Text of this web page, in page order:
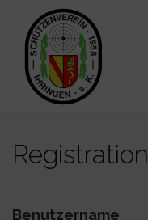
Inhalt
springen
Registration
Benutzername